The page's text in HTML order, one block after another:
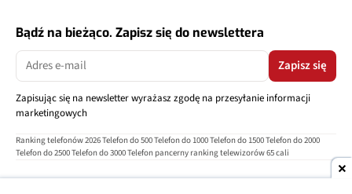
Bądź na bieżąco. Zapisz się do newslettera
Zapisz się
Zapisując się na newsletter wyrażasz zgodę na przesyłanie informacji
marketingowych
Ranking telefonów 2026Telefon do 500Telefon do 1000Telefon do 1500Telefon do 2000
Telefon do 2500Telefon do 3000Telefon pancerny ranking telewizorów 65 cali